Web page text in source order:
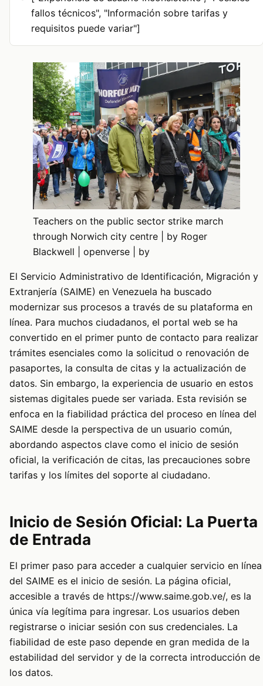
fallos técnicos", "Información sobre tarifas y
requisitos puede variar"]
Teachers on the public sector strike march
through Norwich city centre | by Roger
Blackwell | openverse | by
El Servicio Administrativo de Identificación, Migración y
Extranjería (SAIME) en Venezuela ha buscado
modernizar sus procesos a través de su plataforma en
línea. Para muchos ciudadanos, el portal web se ha
convertido en el primer punto de contacto para realizar
trámites esenciales como la solicitud o renovación de
pasaportes, la consulta de citas y la actualización de
datos. Sin embargo, la experiencia de usuario en estos
sistemas digitales puede ser variada. Esta revisión se
enfoca en la fiabilidad práctica del proceso en línea del
SAIME desde la perspectiva de un usuario común,
abordando aspectos clave como el inicio de sesión
oficial, la verificación de citas, las precauciones sobre
tarifas y los límites del soporte al ciudadano.
Inicio de Sesión Oficial: La Puerta
de Entrada
El primer paso para acceder a cualquier servicio en línea
del SAIME es el inicio de sesión. La página oficial,
accesible a través de https://www.saime.gob.ve/, es la
única vía legítima para ingresar. Los usuarios deben
registrarse o iniciar sesión con sus credenciales. La
fiabilidad de este paso depende en gran medida de la
estabilidad del servidor y de la correcta introducción de
los datos.